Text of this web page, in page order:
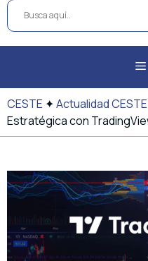
CESTE ✦Actualidad CESTE
Estratégica con